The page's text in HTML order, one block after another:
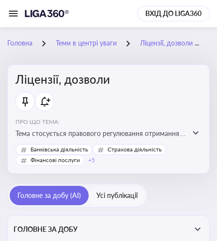
ВХІД ДО LIGA360
Головна Теми в центрі уваги Ліцензії, дозволи
Ліцензії, дозволи
ПРО ЩО ТЕМА:
Тема стосується правового регулювання отримання,
переоформлення, анулювання ліцензій і дозволів,
необхідних для провадження господарської
Банківська діяльність
Страхова діяльність
Фінансові послуги
+5
Головне за добу (AI) Усі публікації
ГОЛОВНЕ ЗА ДОБУ